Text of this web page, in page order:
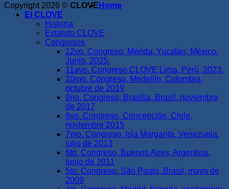
Copyright 2026 © CLOVE Home
El CLOVE
Historia
Estatuto CLOVE
Congresos
12vo. Congreso, Mérida, Yucatán, México.
Junio, 2025.
11avo. Congreso CLOVE Lima, Perú, 2023.
10mo. Congreso, Medellín, Colombia,
octubre de 2019
9no. Congreso, Brasília, Brasil, noviembre
de 2017
8vo. Congreso, Concepción, Chile,
noviembre 2015
7mo. Congreso, Isla Margarita, Venezuela,
julio de 2013
6to. Congreso, Buenos Aires, Argentina,
junio de 2011
5to. Congreso, São Paulo, Brasil, mayo de
2009